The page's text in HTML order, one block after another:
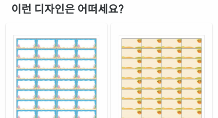
이런 디자인은 어떠세요?